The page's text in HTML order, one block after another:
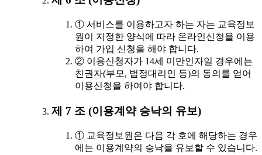
① 서비스를 이용하고자 하는 자는 교육정보
원이 지정한 양식에 따라 온라인신청을 이용
하여 가입 신청을 해야 합니다.
② 이용신청자가 14세 미만인자일 경우에는
친권자(부모, 법정대리인 등)의 동의를 얻어
이용신청을 하여야 합니다.
제 7 조 (이용계약 승낙의 유보)
① 교육정보원은 다음 각 호에 해당하는 경우
에는 이용계약의 승낙을 유보할 수 있습니다.